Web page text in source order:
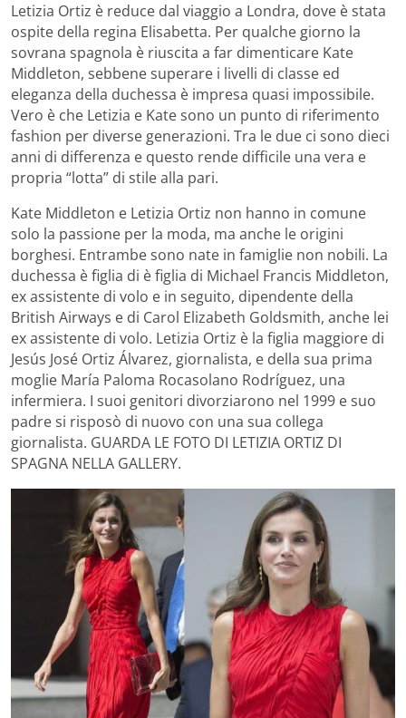
Letizia Ortiz è reduce dal viaggio a Londra, dove è stata
ospite della regina Elisabetta. Per qualche giorno la
sovrana spagnola è riuscita a far dimenticare Kate
Middleton, sebbene superare i livelli di classe ed
eleganza della duchessa è impresa quasi impossibile.
Vero è che Letizia e Kate sono un punto di riferimento
fashion per diverse generazioni. Tra le due ci sono dieci
anni di differenza e questo rende difficile una vera e
propria “lotta” di stile alla pari.
Kate Middleton e Letizia Ortiz non hanno in comune
solo la passione per la moda, ma anche le origini
borghesi. Entrambe sono nate in famiglie non nobili. La
duchessa è figlia di è figlia di Michael Francis Middleton,
ex assistente di volo e in seguito, dipendente della
British Airways e di Carol Elizabeth Goldsmith, anche lei
ex assistente di volo. Letizia Ortiz è la figlia maggiore di
Jesús José Ortiz Álvarez, giornalista, e della sua prima
moglie María Paloma Rocasolano Rodríguez, una
infermiera. I suoi genitori divorziarono nel 1999 e suo
padre si risposò di nuovo con una sua collega
giornalista. GUARDA LE FOTO DI LETIZIA ORTIZ DI
SPAGNA NELLA GALLERY.